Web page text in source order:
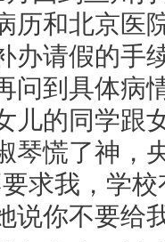
历和北京医
办请假的手
问到具体病
儿的同学跟
琴慌了神，
求我，学
说你不要给